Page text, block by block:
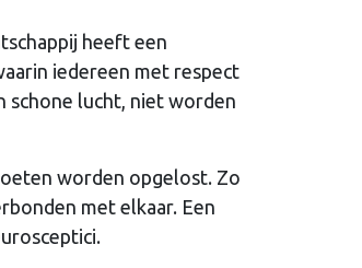
heeft een
iedereen met respect
schone lucht, niet worden
worden opgelost. Zo
met elkaar. Een